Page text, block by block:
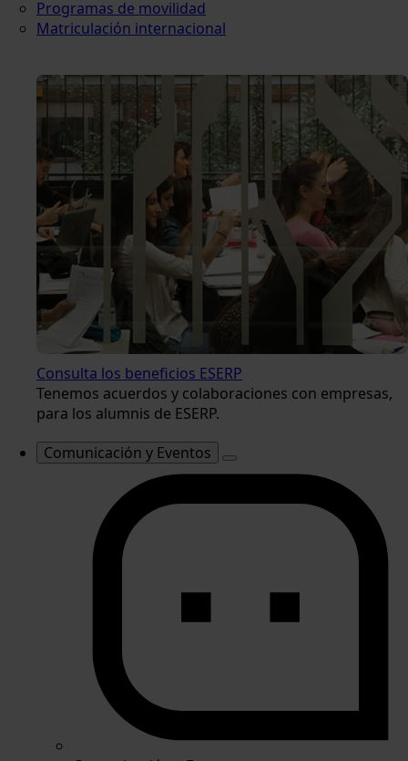
Programas de movilidad
Matriculación internacional
Consulta los beneficios ESERP
Tenemos acuerdos y colaboraciones con empresas,
para los alumnis de ESERP.
Comunicación y Eventos